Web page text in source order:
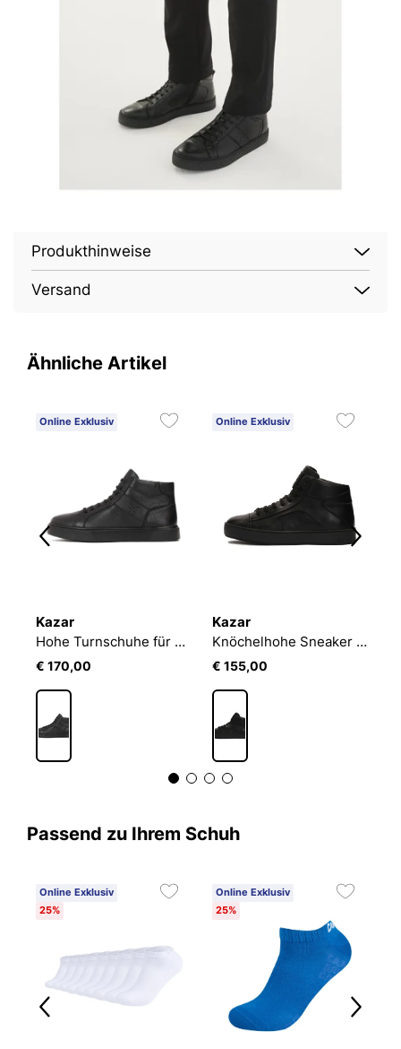
Produkthinweise
Versand
Ähnliche Artikel
Online Exklusiv
Kazar
Hohe Turnschuhe für Männer mit Monogramm
€ 170,00
Online Exklusiv
Kazar
Knöchelhohe Sneaker aus Leder
€ 155,00
Passend zu Ihrem Schuh
Online Exklusiv
25%
Online Exklusiv
25%